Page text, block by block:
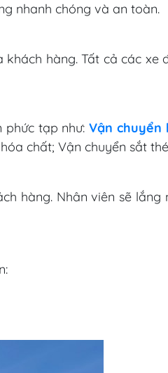
nhanh chóng và an toàn.
hàng. Tất cả các xe
phức tạp như:Vận chuyển
chất; Vận chuyển sắt
hàng. Nhân viên sẽ lắng